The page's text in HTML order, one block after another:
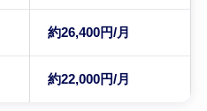
約26,400円/月
約22,000円/月